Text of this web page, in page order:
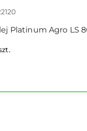
Platinum Agro LS